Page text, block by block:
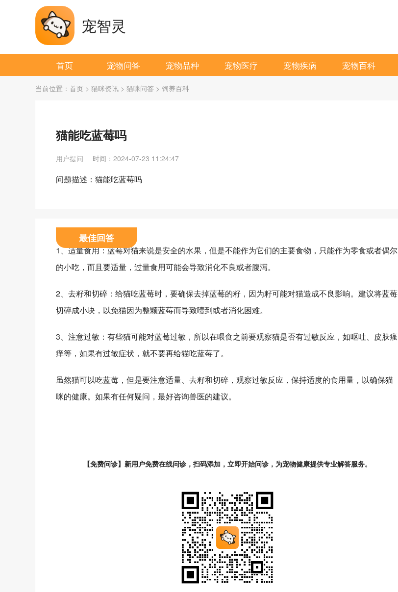
宠智灵
首页 宠物问答 宠物品种 宠物医疗 宠物疾病 宠物百科
当前位置： 首页 > 猫咪资讯 > 猫咪问答 > 饲养百科
猫能吃蓝莓吗
用户提问 时间：2024-07-23 11:24:47
问题描述：猫能吃蓝莓吗
最佳回答
1、适量食用：蓝莓对猫来说是安全的水果，但是不能作为它们的主要食物，只能作为零食或者偶尔
的小吃，而且要适量，过量食用可能会导致消化不良或者腹泻。
2、去籽和切碎：给猫吃蓝莓时，要确保去掉蓝莓的籽，因为籽可能对猫造成不良影响。建议将蓝莓
切碎成小块，以免猫因为整颗蓝莓而导致噎到或者消化困难。
3、注意过敏：有些猫可能对蓝莓过敏，所以在喂食之前要观察猫是否有过敏反应，如呕吐、皮肤瘙
痒等，如果有过敏症状，就不要再给猫吃蓝莓了。
虽然猫可以吃蓝莓，但是要注意适量、去籽和切碎，观察过敏反应，保持适度的食用量，以确保猫
咪的健康。如果有任何疑问，最好咨询兽医的建议。
【免费问诊】新用户免费在线问诊，扫码添加，立即开始问诊，为宠物健康提供专业解答服务。